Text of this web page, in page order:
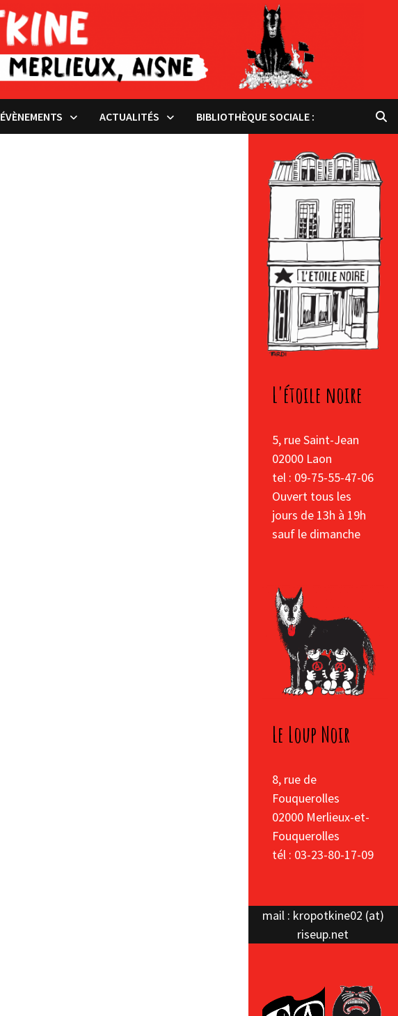
ÉVÈNEMENTS ACTUALITÉS BIBLIOTHÈQUE SOCIALE :
L'étoile noire
5, rue Saint-Jean
02000 Laon
tel : 09-75-55-47-06
Ouvert tous les
jours de 13h à 19h
sauf le dimanche
Le Loup Noir
8, rue de
Fouquerolles
02000 Merlieux-et-
Fouquerolles
tél : 03-23-80-17-09
mail : kropotkine02 (at)
riseup.net